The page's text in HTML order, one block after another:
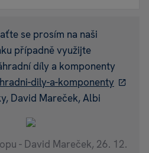
se prosím na naši
případně využijte
díly a komponenty
dily-a-komponenty
David Mareček, Albi
- David Mareček, 26. 12.